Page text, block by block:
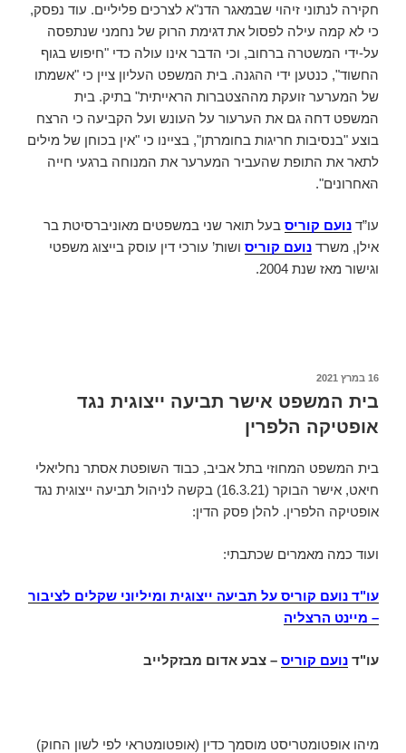
חקירה לנתוני זיהוי שבמאגר הדנ"א לצרכים פליליים. עוד נפסק,
כי לא קמה עילה לפסול את דגימת הרוק של נחמני שנתפסה
על-ידי המשטרה ברחוב, וכי הדבר אינו עולה כדי "חיפוש בגוף
החשוד", כנטען ידי ההגנה. בית המשפט העליון ציין כי "אשמתו
של המערער זועקת מההצטברות הראייתית" בתיק. בית
המשפט דחה גם את הערעור על העונש ועל הקביעה כי הרצח
בוצע "בנסיבות חריגות בחומרתן", בציינו כי "אין בכוחן של מילים
לתאר את התופת שהעביר המערער את המנוחה ברגעי חייה
האחרונים".
עו”ד נועם קוריס בעל תואר שני במשפטים מאוניברסיטת בר
אילן, משרד נועם קוריס ושות’ עורכי דין עוסק בייצוג משפטי
וגישור מאז שנת 2004.
פורסם
16 במרץ 2021
בית המשפט אישר תביעה ייצוגית נגד
אופטיקה הלפרין
בית המשפט המחוזי בתל אביב, כבוד השופטת אסתר נחליאלי
חיאט, אישר הבוקר (16.3.21) בקשה לניהול תביעה ייצוגית נגד
אופטיקה הלפרין. להלן פסק הדין:
ועוד כמה מאמרים שכתבתי:
עו"ד נועם קוריס על תביעה ייצוגית ומיליוני שקלים לציבור
– מיינט הרצליה
עו"ד נועם קוריס – צבע אדום מבזקלייב
מיהו אופטומטריסט מוסמך כדין (אופטומטראי לפי לשון החוק)